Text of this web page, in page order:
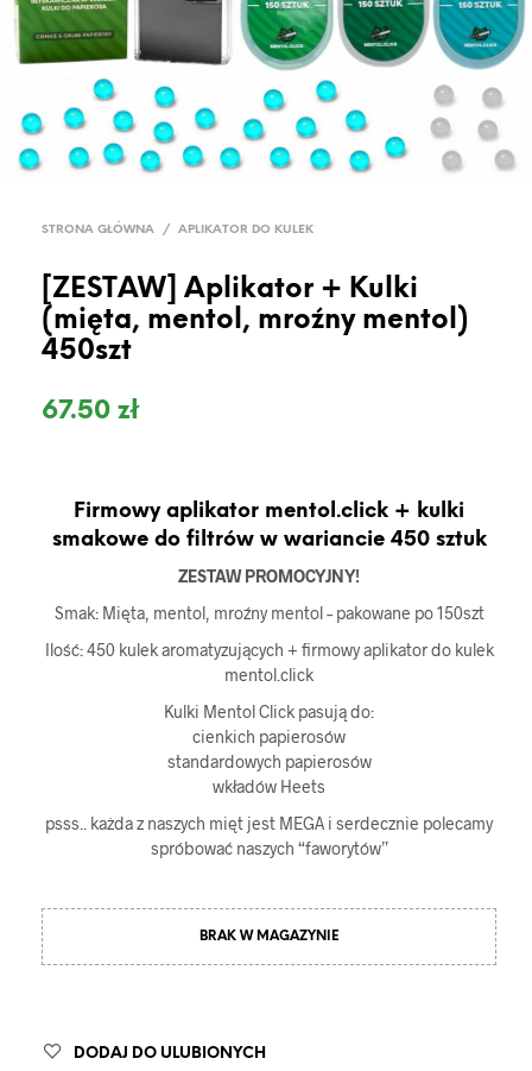
STRONA GŁÓWNA / APLIKATOR DO KULEK
[ZESTAW] Aplikator + Kulki
(mięta, mentol, mroźny mentol)
450szt
67.50 zł
Firmowy aplikator mentol.click + kulki
smakowe do filtrów w wariancie 450 sztuk
ZESTAW PROMOCYJNY!
Smak: Mięta, mentol, mroźny mentol – pakowane po 150szt
Ilość: 450 kulek aromatyzujących + firmowy aplikator do kulek
mentol.click
Kulki Mentol Click pasują do:
cienkich papierosów
standardowych papierosów
wkładów Heets
psss.. każda z naszych mięt jest MEGA i serdecznie polecamy
spróbować naszych “faworytów”
BRAK W MAGAZYNIE
DODAJ DO ULUBIONYCH